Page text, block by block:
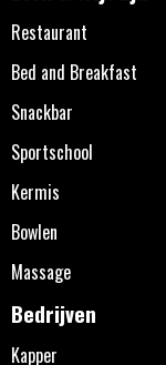
Restaurant
Bed and Breakfast
Snackbar
Sportschool
Kermis
Bowlen
Massage
Bedrijven
Kapper